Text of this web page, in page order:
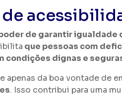
de garantir igualdade
que pessoas com
condições dignas e
da boa vontade de
. Isso contribui para uma